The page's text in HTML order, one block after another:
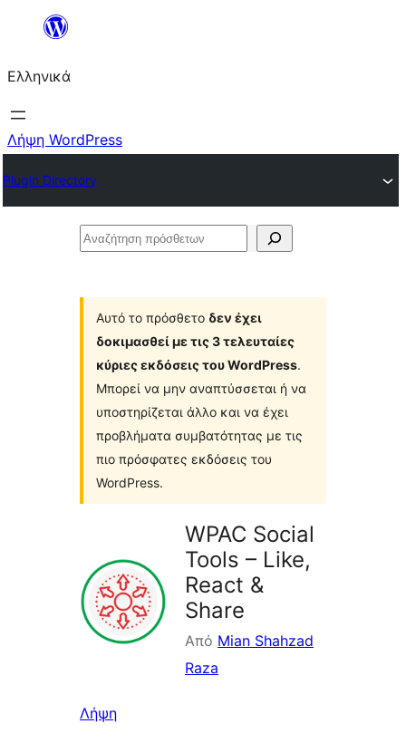
Μετάβαση
περιεχόμενο
Ελληνικά
Λήψη WordPress
Plugin Directory
Αναζήτηση
Αυτό το πρόσθετο δεν έχει
δοκιμασθεί με τις 3 τελευταίες
κύριες εκδόσεις του WordPress.
Μπορεί να μην αναπτύσσεται ή να
υποστηρίζεται άλλο και να έχει
προβλήματα συμβατότητας με τις
πιο πρόσφατες εκδόσεις του
WordPress.
WPAC Social
Tools – Like,
React &
Share
Από Mian Shahzad
Raza
Λήψη